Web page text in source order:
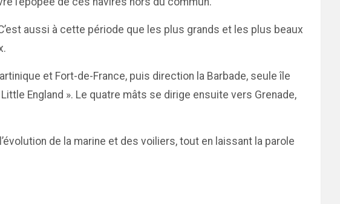
aussi à cette période que les plus grands et les plus beaux
et Fort-de-France, puis direction la Barbade, seule île
England ». Le quatre mâts se dirige ensuite vers Grenade,
de la marine et des voiliers, tout en laissant la parole